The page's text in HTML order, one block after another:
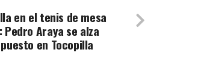
en el tenis de mesa
Araya se alza
en Tocopilla